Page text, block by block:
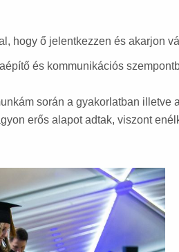
hogy ő jelentkezzen és akarjon
és kommunikációs
során a gyakorlatban illetve
erős alapot adtak, viszont